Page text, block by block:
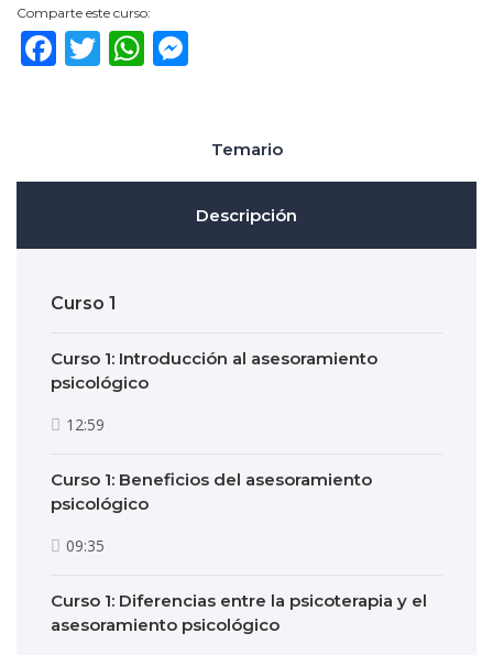
Comparte este curso:
Facebook
TwitterWhatsApp
Temario
Descripción
Curso 1
Curso 1: Introducción al asesoramiento
psicológico
12:59
Curso 1: Beneficios del asesoramiento
psicológico
09:35
Curso 1: Diferencias entre la psicoterapia y el
asesoramiento psicológico